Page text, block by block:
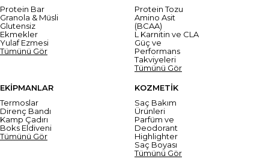
Protein Bar
Granola & Müsli
Glutensiz
Ekmekler
Yulaf Ezmesi
Tümünü Gör
Protein Tozu
Amino Asit
(BCAA)
L Karnitin ve CLA
Güç ve
Performans
Takviyeleri
Tümünü Gör
EKİPMANLAR
Termoslar
Direnç Bandı
Kamp Çadırı
Boks Eldiveni
Tümünü Gör
KOZMETİK
Saç Bakım
Ürünleri
Parfüm ve
Deodorant
Highlighter
Saç Boyası
Tümünü Gör